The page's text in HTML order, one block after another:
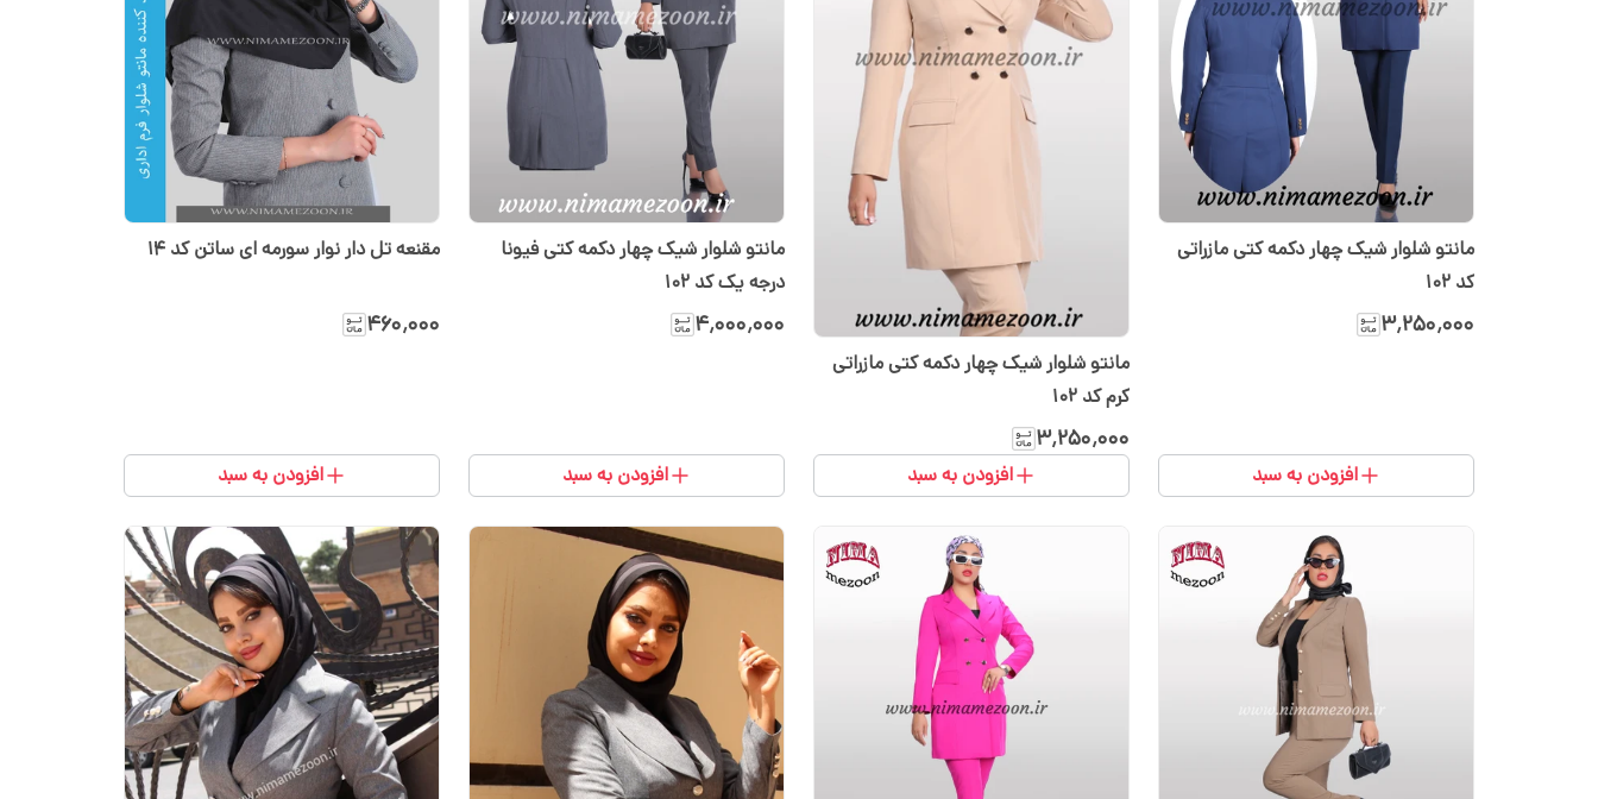
مانتو شلوار شیک چهار دکمه کتی مازراتی
کد 102
۳٬۲۵۰٬۰۰۰
افزودن به سبد
مانتو شلوار شیک چهار دکمه کتی مازراتی
کرم کد 102
۳٬۲۵۰٬۰۰۰
افزودن به سبد
مانتو شلوار شیک چهار دکمه کتی فیونا
درجه یک کد 102
۴٬۰۰۰٬۰۰۰
افزودن به سبد
مقنعه تل دار نوار سورمه ای ساتن کد ۱۴
۴۶۰٬۰۰۰
افزودن به سبد